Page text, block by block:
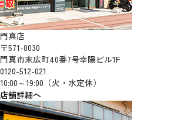
門真店
〒571-0030
門真市末広町40番7号幸陽ビル1F
0120-512-021
10:00～19:00（火・水定休）
店舗詳細へ